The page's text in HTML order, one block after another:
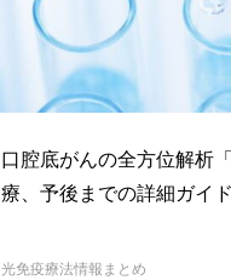
口腔底がんの全方位解析
療、予後までの詳細ガイド
光免疫療法情報まとめ